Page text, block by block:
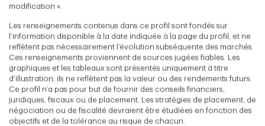
modification ».
Les renseignements contenus dans ce profil sont fondés sur
l’information disponible à la date indiquée à la page du profil, et ne
reflètent pas nécessairement l’évolution subséquente des marchés.
Ces renseignements proviennent de sources jugées fiables. Les
graphiques et les tableaux sont présentés uniquement à titre
d’illustration; ils ne reflètent pas la valeur ou des rendements futurs.
Ce profil n’a pas pour but de fournir des conseils financiers,
juridiques, fiscaux ou de placement. Les stratégies de placement, de
négociation ou de fiscalité devraient être étudiées en fonction des
objectifs et de la tolérance au risque de chacun.